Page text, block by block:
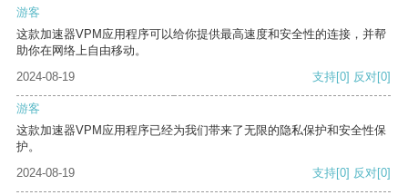
游客
这款加速器VPM应用程序可以给你提供最高速度和安全性的连接，并帮
助你在网络上自由移动。
2024-08-19
支持[0] 反对[0]
游客
这款加速器VPM应用程序已经为我们带来了无限的隐私保护和安全性保
护。
2024-08-19
支持[0] 反对[0]